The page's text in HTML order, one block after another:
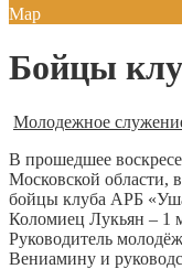
Мар
Бойцы
Молодежное
В прошедшее
Московской области,
бойцы клуба АРБ
Коломиец Лукьян – 1
Руководитель
Вениамину и